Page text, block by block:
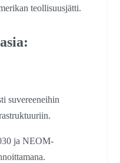
teollisuusjätti.
suvereeneihin
ja NEOM-